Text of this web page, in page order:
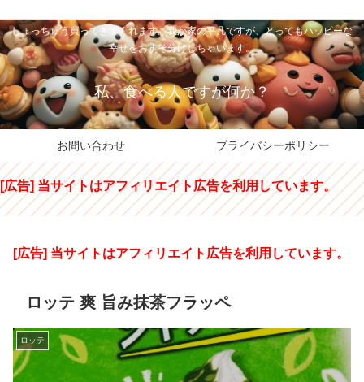
しょっちゅう買ってきてくれます。我が家の平凡ですが、とってもハッピーな
幸せをおすそ分けしちゃいます。
私、食べる人ですが何か？
お問い合わせ プライバシーポリシー
[広告] 当サイトはアフィリエイト広告を利用しています。
[広告] 当サイトはアフィリエイト広告を利用しています。
ロッテ 爽 旨み抹茶フラッペ
ロッテ